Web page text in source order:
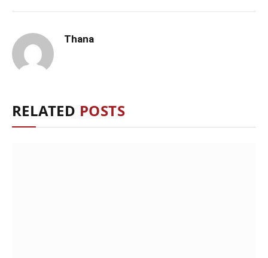
Thana
RELATED POSTS